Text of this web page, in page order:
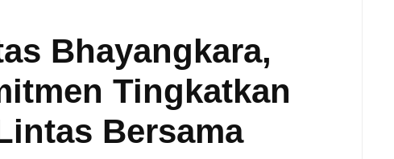
Bhayangkara,
Tingkatkan
Bersama